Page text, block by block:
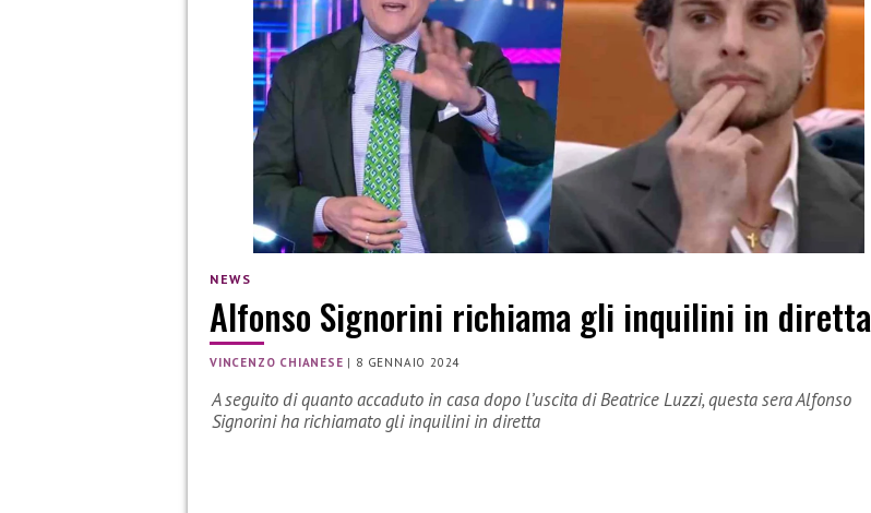
NEWS
Alfonso Signorini richiama gli inquilini in diretta
VINCENZO CHIANESE | 8 GENNAIO 2024
A seguito di quanto accaduto in casa dopo l’uscita di Beatrice Luzzi, questa sera Alfonso
Signorini ha richiamato gli inquilini in diretta